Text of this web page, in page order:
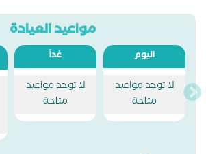
مواعيد العيادة
اليوم
لا توجد مواعيد
متاحة
غداً
لا توجد مواعيد
متاحة